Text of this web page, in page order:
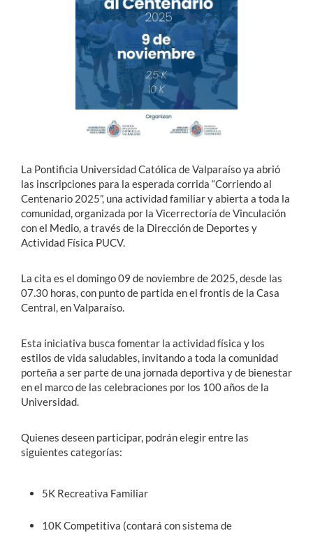
La Pontificia Universidad Católica de Valparaíso ya abrió
las inscripciones para la esperada corrida “Corriendo al
Centenario 2025”, una actividad familiar y abierta a toda la
comunidad, organizada por la Vicerrectoría de Vinculación
con el Medio, a través de la Dirección de Deportes y
Actividad Física PUCV.
La cita es el domingo 09 de noviembre de 2025, desde las
07.30 horas, con punto de partida en el frontis de la Casa
Central, en Valparaíso.
Esta iniciativa busca fomentar la actividad física y los
estilos de vida saludables, invitando a toda la comunidad
porteña a ser parte de una jornada deportiva y de bienestar
en el marco de las celebraciones por los 100 años de la
Universidad.
Quienes deseen participar, podrán elegir entre las
siguientes categorías:
5K Recreativa Familiar
10K Competitiva (contará con sistema de